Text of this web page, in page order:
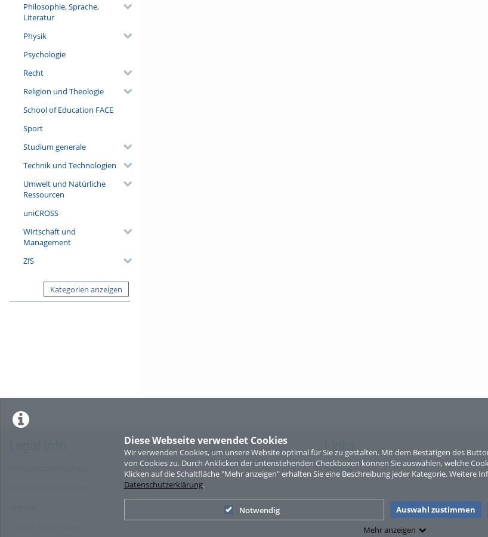
Diese Webseite verwendet Cookies
Wir verwenden Cookies, um unsere Website optimal für Sie zu gestalten. Mit dem Bestätigen des
von Cookies zu. Durch Anklicken der untenstehenden Checkboxen können Sie auswählen, welche
Klicken auf die Schaltfläche "Mehr anzeigen" erhalten Sie eine Beschreibung jeder Kategorie. Weitere
Datenschutzerklärung.
Notwendig Auswahl zustimmen
Mehr anzeigen
Philosophie, Sprache,
Literatur
Physik
Psychologie
Recht
Religion und Theologie
School of Education FACE
Sport
Studium generale
Technik und Technologien
Umwelt und Natürliche
Ressourcen
uniCROSS
Wirtschaft und
Management
ZfS
Kategorien anzeigen
Links
Sitemap